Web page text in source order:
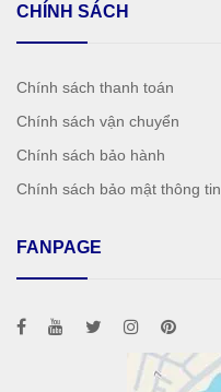
CHÍNH SÁCH
Chính sách thanh toán
Chính sách vận chuyển
Chính sách bảo hành
Chính sách bảo mật thông tin
FANPAGE